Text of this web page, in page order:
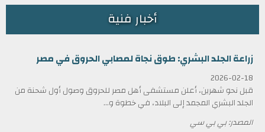
أخبار فنية
زراعة الجلد البشري: طوق نجاة لمصابي الحروق في مصر
2026-02-18
قبل نحو شهرين، أعلن مستشفى أهل مصر للحروق وصول أول شحنة من
الجلد البشري المجمد إلى البلاد، في خطوة و...
المصدر: بي بي سي